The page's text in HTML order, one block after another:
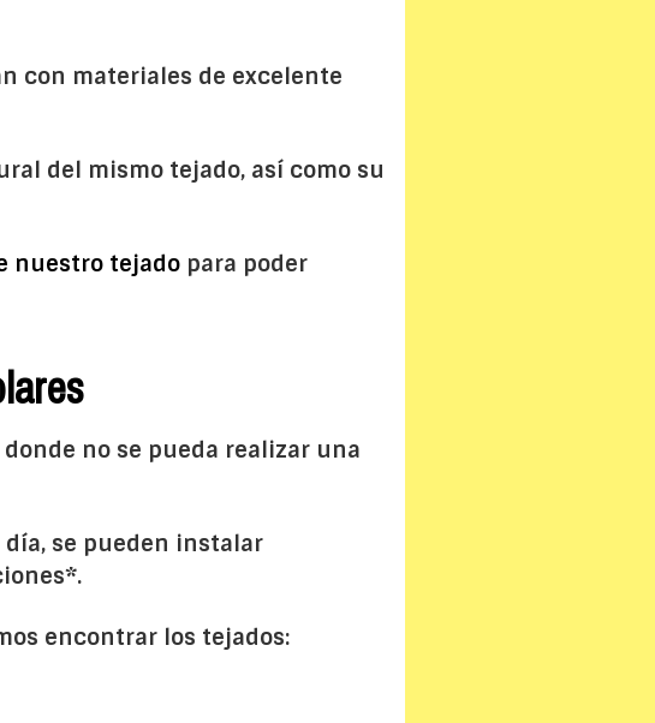
con materiales de excelente
del mismo tejado, así como su
nuestro tejado para poder
no se pueda realizar una
día, se pueden instalar
encontrar los tejados: